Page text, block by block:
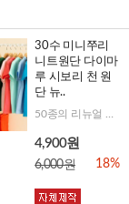
30수 미니쭈리
니트원단 다이마
루 시보리 천 원
단 뉴..
4,900원
6,000원 18%